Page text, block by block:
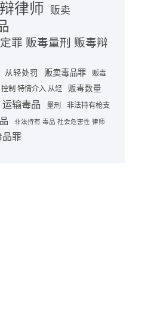
律师 贩卖
罪 贩毒量刑 贩毒辩
从轻处罚 贩卖毒品罪
贩毒
制 特情介入 从轻
贩毒数量
运输毒品 量刑 非法持有枪支
非法持有 毒品 社会危害性 律师
品罪